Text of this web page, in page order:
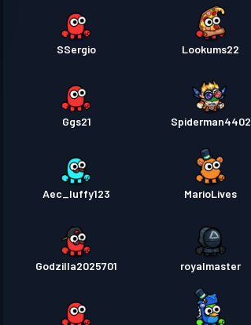
SSergio Lookums22
Ggs21 Spiderman4402
Aec_luffy123 MarioLives
Godzilla2025701 royalmaster